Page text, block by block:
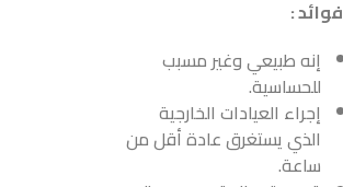
فوائد :
إنه طبيعي وغير مسبب
للحساسية.
إجراء العيادات الخارجية
الذي يستغرق عادة أقل من
ساعة.